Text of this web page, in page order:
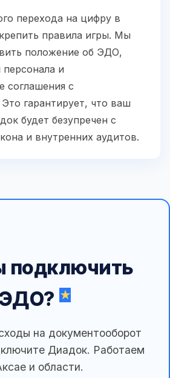
перехода на цифру в
правила игры. Мы
положение об ЭДО,
и
соглашения с
гарантирует, что ваш
будет безупречен с
и внутренних аудитов.
подключить
на документооборот
Диадок. Работаем
и области.